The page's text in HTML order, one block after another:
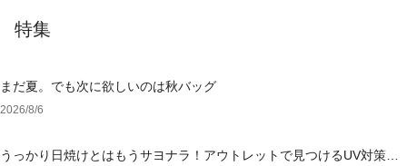
特集
まだ夏。でも次に欲しいのは秋バッグ
2026/8/6
うっかり日焼けとはもうサヨナラ！アウトレットで見つけるUV対策ウ